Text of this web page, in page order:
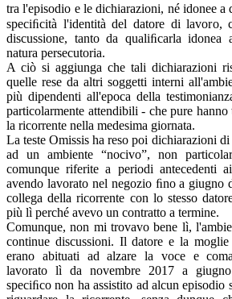
tra l'episodio e le dichiarazioni, né idonee
speciﬁcità l'identità del datore di lavoro,
discussione, tanto da qualiﬁcarla idonea
natura persecutoria.
A ciò si aggiunga che tali dichiarazioni
quelle rese da altri soggetti interni
più dipendenti all'epoca della
particolarmente attendibili - che pure hanno
la ricorrente nella medesima giornata.
La teste Omissis ha reso poi dichiarazioni
ad un ambiente “nocivo”, non
comunque riferite a periodi antecedenti
avendo lavorato nel negozio ﬁno a giugno
collega della ricorrente con lo stesso
più lì perché avevo un contratto a termine.
Comunque, non mi trovavo bene lì,
continue discussioni. Il datore e la
erano abituati ad alzare la voce e
lavorato lì da novembre 2017 a
speciﬁco non ha assistito ad alcun episodio